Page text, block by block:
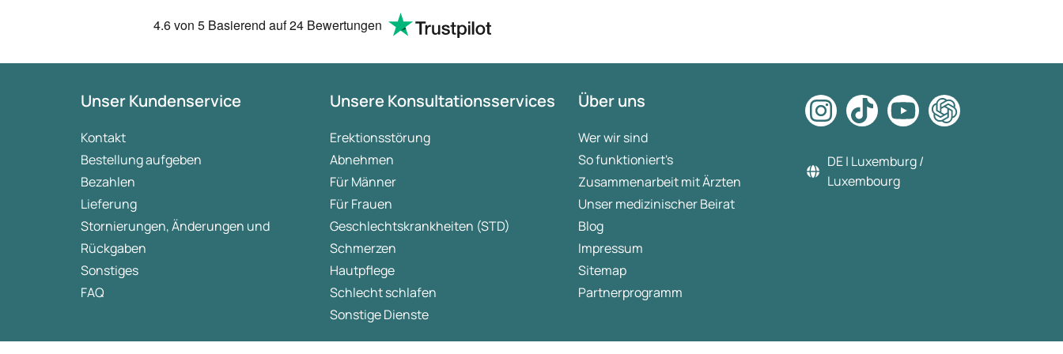
4.6von 5 Basierend auf24 Bewertungen
Unser Kundenservice
Kontakt
Bestellung aufgeben
Bezahlen
Lieferung
Stornierungen, Änderungen und
Rückgaben
Sonstiges
FAQ
Unsere Konsultationsservices
Erektionsstörung
Abnehmen
Für Männer
Für Frauen
Geschlechtskrankheiten (STD)
Schmerzen
Hautpflege
Schlecht schlafen
Sonstige Dienste
Über uns
Wer wir sind
So funktioniert's
Zusammenarbeit mit Ärzten
Unser medizinischer Beirat
Blog
Impressum
Sitemap
Partnerprogramm
DE | Luxemburg /
Luxembourg